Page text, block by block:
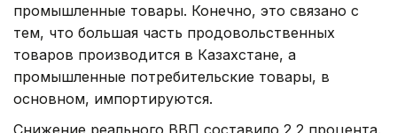
промышленные товары. Конечно, это связано с
тем, что большая часть продовольственных
товаров производится в Казахстане, а
промышленные потребительские товары, в
основном, импортируются.
Снижение реального ВВП составило 2,2 процента.